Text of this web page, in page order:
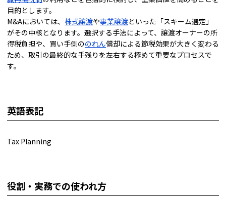
目的とします。
M&Aにおいては、 株式譲渡や事業譲渡といった「スキーム選定」
がその中核となります。選択する手法によって、譲渡オーナーの所
得税負担や、買い手側ののれん償却による節税効果が大きく変わる
ため、取引の最終的な手残りを左右する極めて重要なプロセスで
す。
英語表記
Tax Planning
役割・実務での使われ方